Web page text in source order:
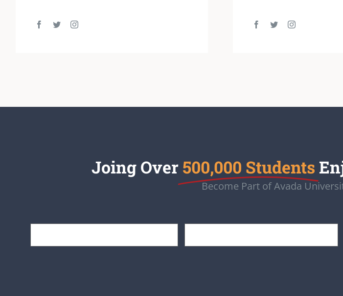
Joing Over 500,000 Students
Become Part of Avada